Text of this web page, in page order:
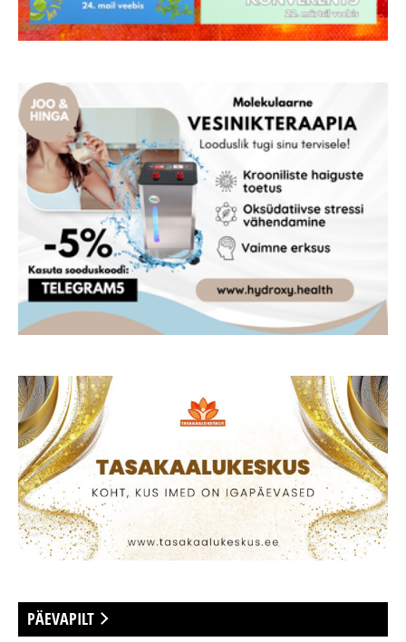
PÄEVAPILT